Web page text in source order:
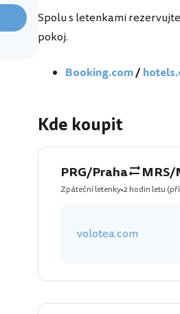
Spolu s letenkami
pokoj.
Booking.com/
Kde koupit
PRG/Praha
Zpáteční letenky 2 hodin letu
volotea.com